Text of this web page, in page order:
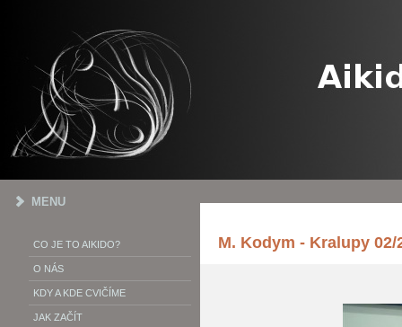
M. Kodym - Kralupy 02/
MENU
CO JE TO AIKIDO?
O NÁS
KDY A KDE CVIČÍME
JAK ZAČÍT